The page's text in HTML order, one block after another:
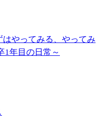
やってみる、やってみ
1年目の日常～